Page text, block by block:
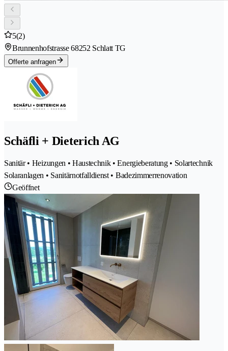
5(2)
Brunnenhofstrasse 68252 Schlatt TG
Offerte anfragen
Schäfli + Dieterich AG
Sanitär • Heizungen • Haustechnik • Energieberatung • Solartechnik
Solaranlagen • Sanitärnotfalldienst • Badezimmerrenovation
Geöffnet